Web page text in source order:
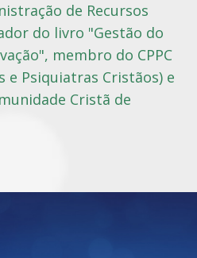
de Recursos
do livro "Gestão do
membro do CPPC
e Psiquiatras Cristãos) e
Cristã de